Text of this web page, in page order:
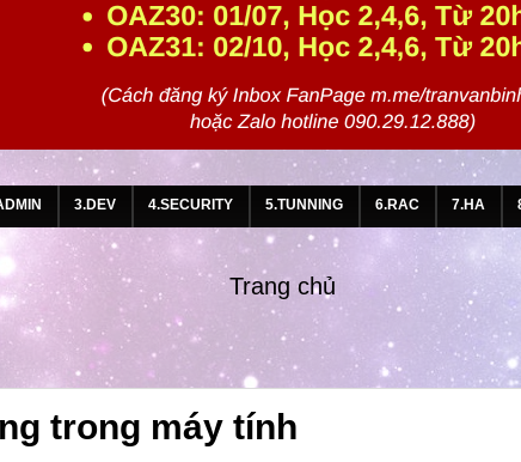
3.DEV 4.SECURITY 5.TUNNING 6.RAC 7.HA
Trang chủ
trong máy tính